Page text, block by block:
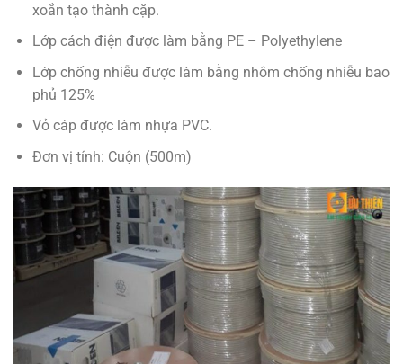
xoắn tạo thành cặp.
Lớp cách điện được làm bằng PE – Polyethylene
Lớp chống nhiễu được làm bằng nhôm chống nhiễu bao
phủ 125%
Vỏ cáp được làm nhựa PVC.
Đơn vị tính: Cuộn (500m)